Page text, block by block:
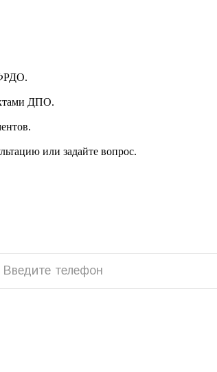
ДПО.
или задайте вопрос.